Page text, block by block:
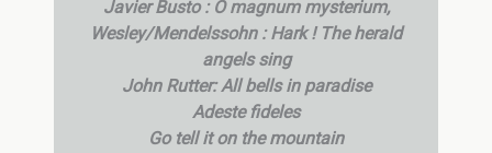
Javier Busto : O magnum mysterium,
Wesley/Mendelssohn : Hark ! The herald
angels sing
John Rutter: All bells in paradise
Adeste fideles
Go tell it on the mountain